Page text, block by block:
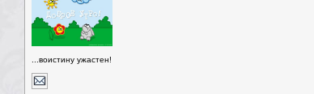
...воистину ужастен!